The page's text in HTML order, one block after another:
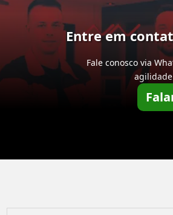
Entre em
Fale conosco via